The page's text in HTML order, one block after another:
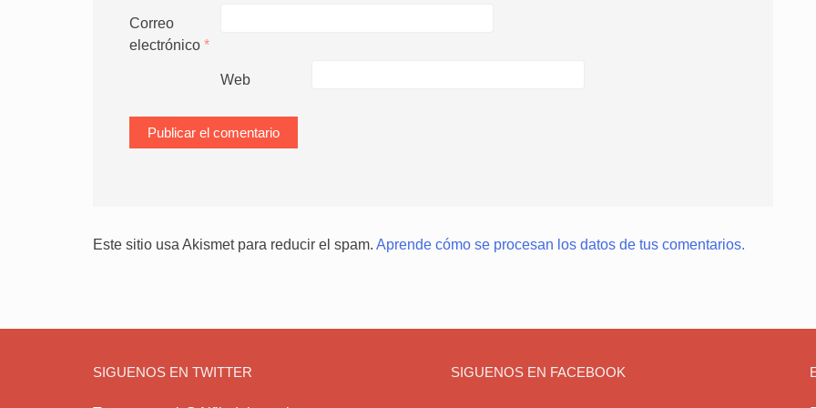
Correo
electrónico *
Web
Este sitio usa Akismet para reducir el spam. Aprende cómo se procesan los datos de tus comentarios.
SIGUENOS EN TWITTER SIGUENOS EN FACEBOOK